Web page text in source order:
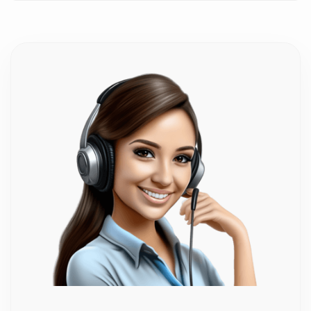
Απολύτως κανένας! Έχουμε τεράστια εμπειρία στην
αποστολή εύθραυστων κρυστάλλων. Η καράφα και το
ποτήρι συσκευάζονται με τη μέγιστη δυνατή προσοχή,
χρησιμοποιώντας εξειδικευμένα προστατευτικά υλικά
και ενισχυμένα κιβώτια. Εγγυόμαστε την 100%
ασφαλή και άθικτη παράδοσή τους στον χώρο σας,
οπουδήποτε κι αν βρίσκεστε.
Μπορώ να ταιριάξω τον στολισμό της καράφας
και του ποτηριού με τα στέφανα;
Φυσικά! Επειδή ο στολισμός γίνεται εξολοκλήρου στο
χέρι, μπορούμε να προσαρμόσουμε τα χρώματα στις